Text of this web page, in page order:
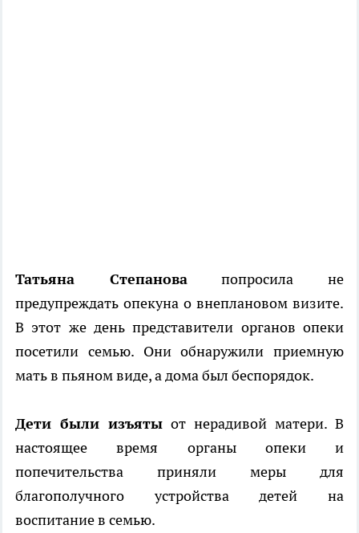
Татьяна Степановапопросила не
предупреждать опекуна о внеплановом визите.
В этот же день представители органов опеки
посетили семью. Они обнаружили приемную
мать в пьяном виде, а дома был беспорядок.
Дети были изъяты от нерадивой матери. В
настоящее время органы опеки и
попечительства приняли меры для
благополучного устройства детей на
воспитание в семью.